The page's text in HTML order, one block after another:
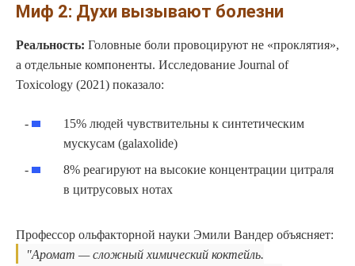
Миф 2: Духи вызывают болезни
Реальность: Головные боли провоцируют не «проклятия»,
а отдельные компоненты. Исследование Journal of
Toxicology (2021) показало:
15% людей чувствительны к синтетическим
мускусам (galaxolide)
8% реагируют на высокие концентрации цитраля
в цитрусовых нотах
Профессор ольфакторной науки Эмили Вандер объясняет:
Аромат — сложный химический коктейль.